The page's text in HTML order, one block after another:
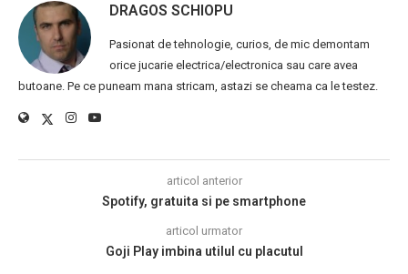
DRAGOS SCHIOPU
Pasionat de tehnologie, curios, de mic demontam
orice jucarie electrica/electronica sau care avea
butoane. Pe ce puneam mana stricam, astazi se cheama ca le testez.
articol anterior
Spotify, gratuita si pe smartphone
articol urmator
Goji Play imbina utilul cu placutul